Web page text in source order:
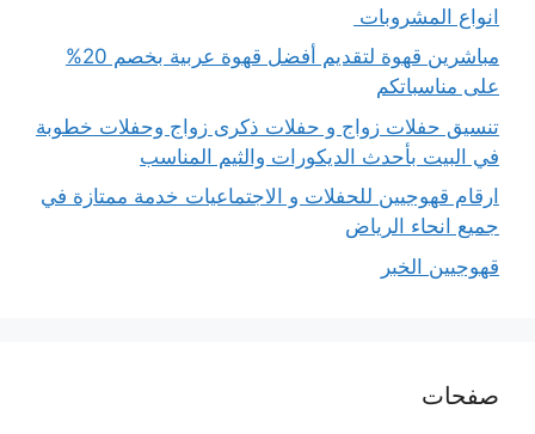
انواع المشروبات
مباشرين قهوة لتقديم أفضل قهوة عربية بخصم 20%
على مناسباتكم
تنسيق حفلات زواج و حفلات ذكرى زواج وحفلات خطوبة
في البيت بأحدث الديكورات والثيم المناسب
ارقام قهوجيين للحفلات و الاجتماعيات خدمة ممتازة في
جميع انحاء الرياض
قهوجيين الخبر
صفحات